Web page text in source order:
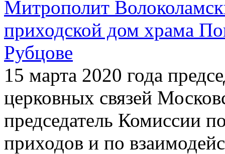
Митрополит
приходской дом храма
Рубцове
15 марта 2020 года
церковных связей
председатель Комиссии
приходов и по